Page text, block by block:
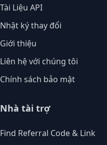
Tài Liệu API
Nhật ký thay đổi
Giới thiệu
Liên hệ với chúng tôi
Chính sách bảo mật
Nhà tài trợ
Find Referral Code & Link